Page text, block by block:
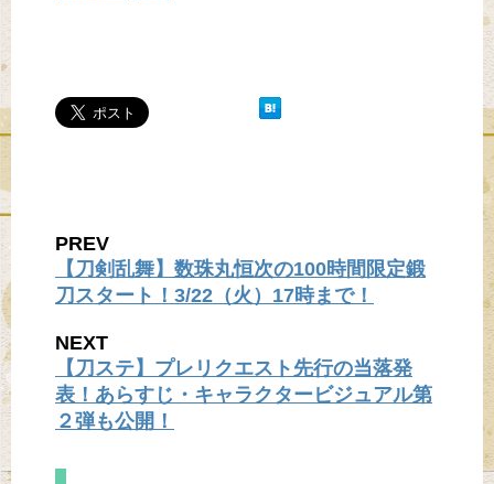
PREV
【刀剣乱舞】数珠丸恒次の100時間限定鍛
刀スタート！3/22（火）17時まで！
NEXT
【刀ステ】プレリクエスト先行の当落発
表！あらすじ・キャラクタービジュアル第
２弾も公開！